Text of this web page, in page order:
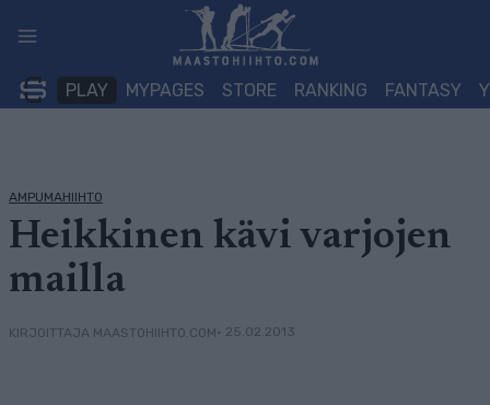
sisältöön
PLAY MYPAGES STORE RANKING FANTASY
AMPUMAHIIHTO
Heikkinen kävi varjojen
mailla
KIRJOITTAJA MAASTOHIIHTO.COM• 25.02.2013